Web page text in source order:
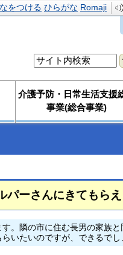
をつける ひらがな Romaji
介護予防・日常生活支援
事業(総合事業)
パーさんにきてもらえ
。隣の市に住む長男の家族
いたいのですが、できるでし